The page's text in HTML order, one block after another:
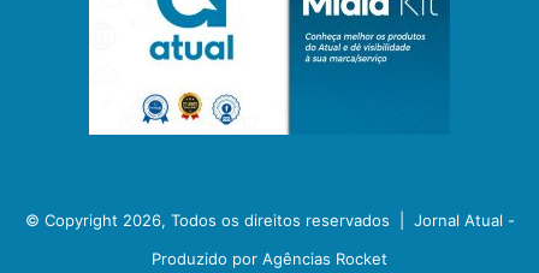
© Copyright 2026, Todos os direitos reservados | Jornal Atual -
Produzido por Agências Rocket